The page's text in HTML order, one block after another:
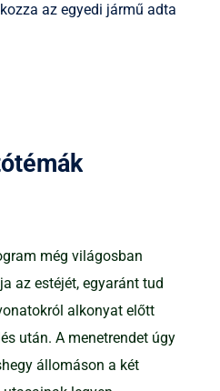
az egyedi jármű adta
még világosban
az estéjét, egyaránt tud
alkonyat előtt
után. A menetrendet úgy
állomáson a két